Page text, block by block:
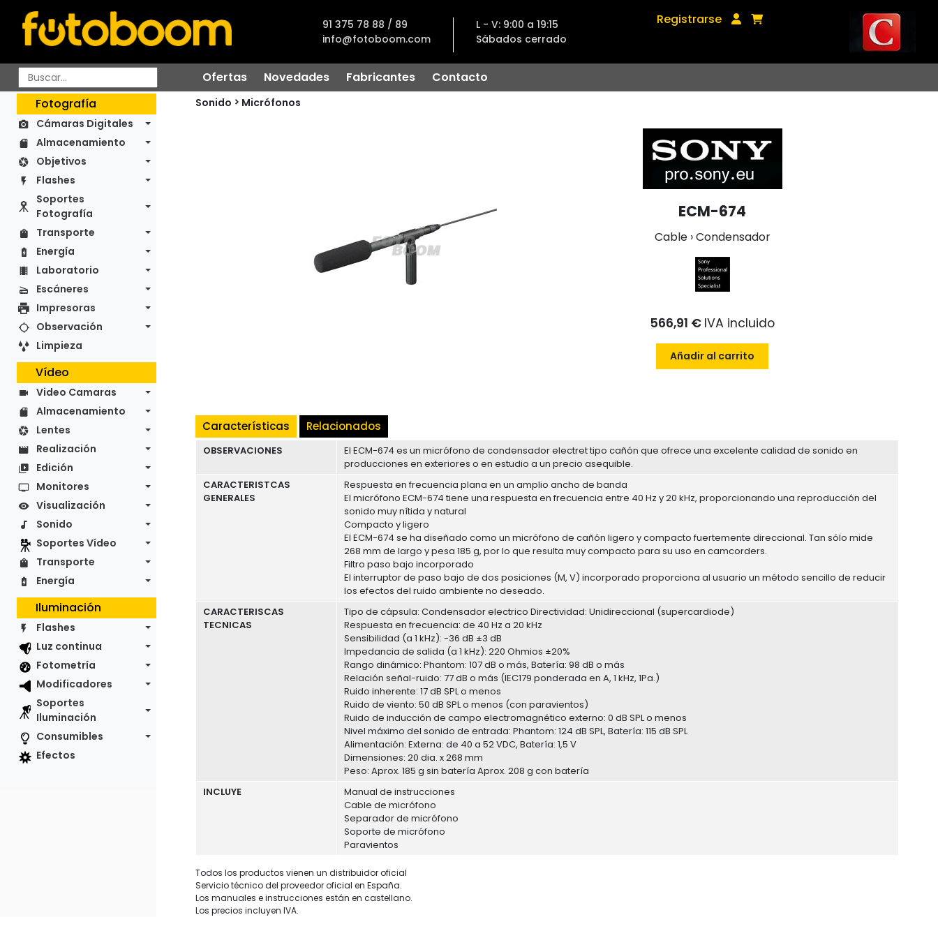
91 375 78 88 / 89
info@fotoboom.com
L - V: 9:00 a 19:15
Sábados cerrado
Registrarse
Ofertas Novedades Fabricantes
Contacto
Fotografía
Cámaras Digitales
Almacenamiento
Objetivos
Flashes
Soportes
Fotografía
Transporte
Energía
Laboratorio
Escáneres
Impresoras
Observación
Limpieza
Vídeo
Video Camaras
Almacenamiento
Lentes
Realización
Edición
Monitores
Visualización
Sonido
Soportes Vídeo
Transporte
Energía
Iluminación
Flashes
Luz continua
Fotometría
Modificadores
Soportes
Iluminación
Consumibles
Efectos
Sonido Micrófonos
ECM-674
Cable › Condensador
566,91 € IVA incluido
Añadir al carrito
Características Relacionados
OBSERVACIONES
El ECM-674 es un micrófono de condensador electret tipo cañón que ofrece una excelente calidad de sonido en
producciones en exteriores o en estudio a un precio asequible.
CARACTERISTCAS
GENERALES
Respuesta en frecuencia plana en un amplio ancho de banda
El micrófono ECM-674 tiene una respuesta en frecuencia entre 40 Hz y 20 kHz, proporcionando una reproducción del
sonido muy nítida y natural
Compacto y ligero
El ECM-674 se ha diseñado como un micrófono de cañón ligero y compacto fuertemente direccional. Tan sólo mide
268 mm de largo y pesa 185 g, por lo que resulta muy compacto para su uso en camcorders.
Filtro paso bajo incorporado
El interruptor de paso bajo de dos posiciones (M, V) incorporado proporciona al usuario un método sencillo de reducir
los efectos del ruido ambiente no deseado.
CARACTERISCAS
TECNICAS
Tipo de cápsula: Condensador electrico Directividad: Unidireccional (supercardiode)
Respuesta en frecuencia: de 40 Hz a 20 kHz
Sensibilidad (a 1 kHz): -36 dB ±3 dB
Impedancia de salida (a 1 kHz): 220 Ohmios ±20%
Rango dinámico: Phantom: 107 dB o más, Batería: 98 dB o más
Relación señal-ruido: 77 dB o más (IEC179 ponderada en A, 1 kHz, 1Pa.)
Ruido inherente: 17 dB SPL o menos
Ruido de viento: 50 dB SPL o menos (con paravientos)
Ruido de inducción de campo electromagnético externo: 0 dB SPL o menos
Nivel máximo del sonido de entrada: Phantom: 124 dB SPL, Batería: 115 dB SPL
Alimentación: Externa: de 40 a 52 VDC, Batería: 1,5 V
Dimensiones: 20 dia. x 268 mm
Peso: Aprox. 185 g sin batería Aprox. 208 g con batería
INCLUYE
Manual de instrucciones
Cable de micrófono
Separador de micrófono
Soporte de micrófono
Paravientos
Todos los productos vienen un distribuidor oficial
Servicio técnico del proveedor oficial en España.
Los manuales e instrucciones están en castellano.
Los precios incluyen IVA.